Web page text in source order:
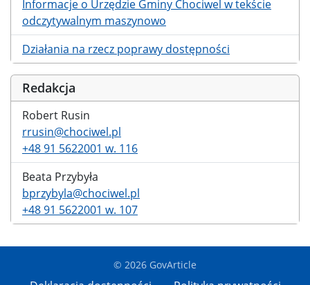
Informacje o Urzędzie Gminy Chociwel w tekście
odczytywalnym maszynowo
Działania na rzecz poprawy dostępności
Redakcja
Robert Rusin
rrusin@chociwel.pl
+48 91 5622001 w. 116
Beata Przybyła
bprzybyla@chociwel.pl
+48 91 5622001 w. 107
© 2026 GovArticle